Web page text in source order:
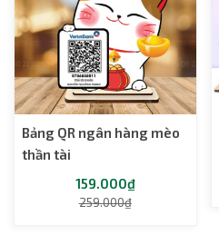
Bảng QR ngân hàng mèo
thần tài
159.000₫
259.000₫